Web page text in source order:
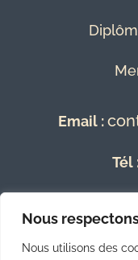
Nous
Nous utilisons des
Email :
Tél